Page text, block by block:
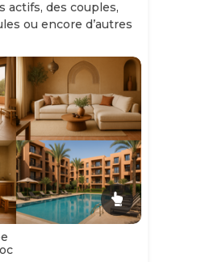
actifs, des couples,
ou encore d’autres